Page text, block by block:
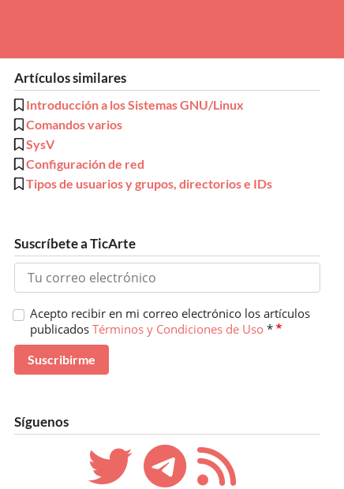
Artículos similares
Introducción a los Sistemas GNU/Linux
Comandos varios
SysV
Configuración de red
Tipos de usuarios y grupos, directorios e IDs
Suscríbete a TicArte
Acepto recibir en mi correo electrónico los artículos
publicados Términos y Condiciones de Uso *
Síguenos